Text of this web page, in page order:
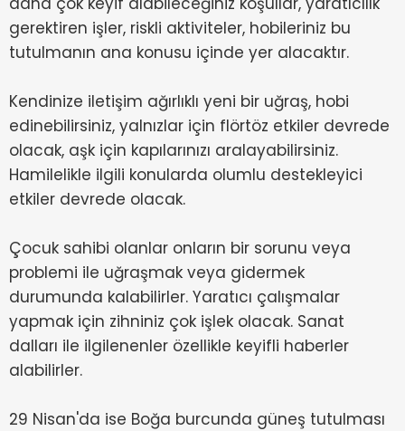
gerektiren işler, riskli aktiviteler, hobileriniz bu
tutulmanın ana konusu içinde yer alacaktır.
Kendinize iletişim ağırlıklı yeni bir uğraş, hobi
edinebilirsiniz, yalnızlar için flörtöz etkiler devrede
olacak, aşk için kapılarınızı aralayabilirsiniz.
Hamilelikle ilgili konularda olumlu destekleyici
etkiler devrede olacak.
Çocuk sahibi olanlar onların bir sorunu veya
problemi ile uğraşmak veya gidermek
durumunda kalabilirler. Yaratıcı çalışmalar
yapmak için zihniniz çok işlek olacak. Sanat
dalları ile ilgilenenler özellikle keyifli haberler
alabilirler.
29 Nisan'da ise Boğa burcunda güneş tutulması